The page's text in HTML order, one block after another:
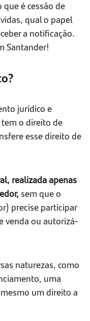
é cessão de
qual o papel
a notificação.
Santander!
jurídico e
o direito de
esse direito de
realizada apenas
sem que o
precise participar
venda ou autorizá-
naturezas, como
uma
um direito a